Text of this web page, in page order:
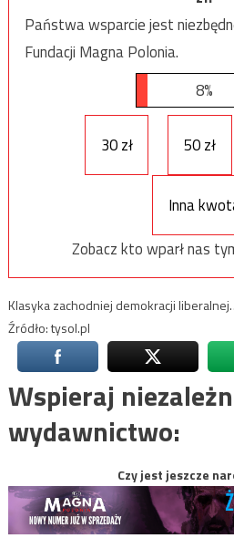
Państwa wsparcie jest
Fundacji Magna Polonia.
8%
30 zł 50 zł
Inna
Zobacz kto wparł nas
Klasyka zachodniej demokracji
Źródło: tysol.pl
Wspieraj
wydawnictwo:
Czy jest jeszcze